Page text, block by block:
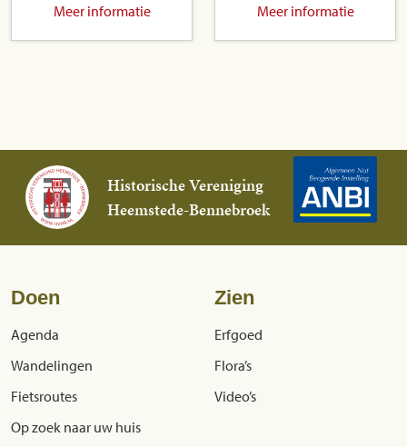
Meer informatie
Meer informatie
Historische Vereniging
Heemstede-Bennebroek
Doen
Agenda
Wandelingen
Fietsroutes
Op zoek naar uw huis
Zien
Erfgoed
Flora’s
Video’s